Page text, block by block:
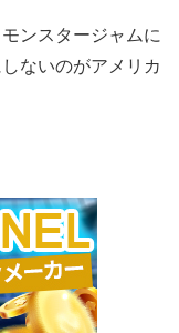
ンスタージャムに
ないのがアメリカ